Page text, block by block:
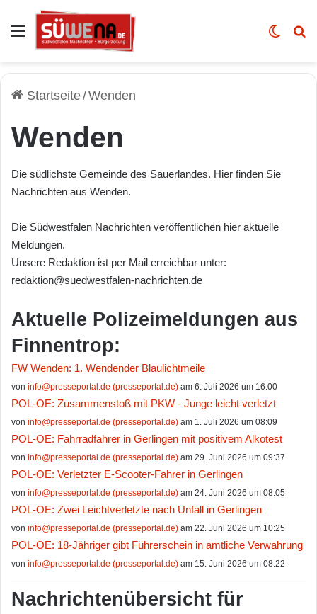
Auswahl Skin
Startseite/Wenden
Wenden
Die südlichste Gemeinde des Sauerlandes. Hier finden Sie
Nachrichten aus Wenden.
Die Südwestfalen Nachrichten veröffentlichen hier aktuelle
Meldungen.
Unsere Redaktion ist per Mail erreichbar unter:
redaktion@suedwestfalen-nachrichten.de
Aktuelle Polizeimeldungen aus
Finnentrop:
FW Wenden: 1. Wendender Blaulichtmeile
von info@presseportal.de (presseportal.de) am 6. Juli 2026 um 16:00
POL-OE: Zusammenstoß mit PKW - Junge leicht verletzt
von info@presseportal.de (presseportal.de) am 1. Juli 2026 um 08:09
POL-OE: Fahrradfahrer in Gerlingen mit positivem Alkotest
von info@presseportal.de (presseportal.de) am 29. Juni 2026 um 09:37
POL-OE: Verletzter E-Scooter-Fahrer in Gerlingen
von info@presseportal.de (presseportal.de) am 24. Juni 2026 um 08:05
POL-OE: Zwei Leichtverletzte nach Unfall in Gerlingen
von info@presseportal.de (presseportal.de) am 22. Juni 2026 um 10:25
POL-OE: 18-Jähriger gibt Führerschein in amtliche Verwahrung
von info@presseportal.de (presseportal.de) am 15. Juni 2026 um 08:22
Nachrichtenübersicht für